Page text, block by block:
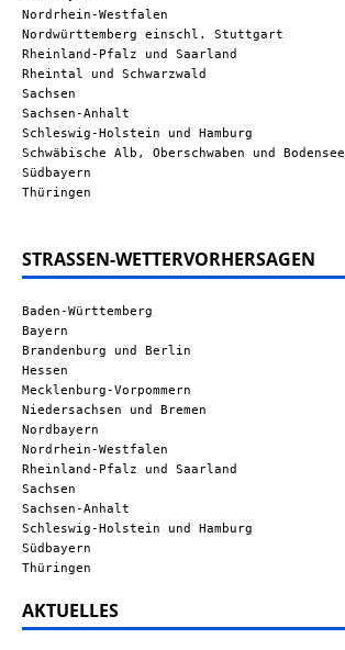
Nordrhein-Westfalen
Nordwürttemberg einschl. Stuttgart
Rheinland-Pfalz und Saarland
Rheintal und Schwarzwald
Sachsen
Sachsen-Anhalt
Schleswig-Holstein und Hamburg
Schwäbische Alb, Oberschwaben und Bodensee
Südbayern
Thüringen
STRASSEN-WETTERVORHERSAGEN
Baden-Württemberg
Bayern
Brandenburg und Berlin
Hessen
Mecklenburg-Vorpommern
Niedersachsen und Bremen
Nordbayern
Nordrhein-Westfalen
Rheinland-Pfalz und Saarland
Sachsen
Sachsen-Anhalt
Schleswig-Holstein und Hamburg
Südbayern
Thüringen
AKTUELLES